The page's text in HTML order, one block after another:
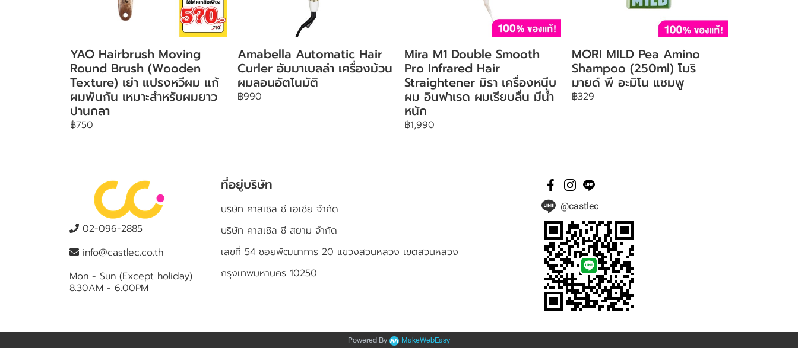
YAO Hairbrush Moving
Round Brush (Wooden
Texture) เย่า แปรงหวีผม แก้
ผมพันกัน เหมาะสำหรับผมยาว
ปานกลา
฿750
Amabella Automatic Hair
Curler อัมมาเบลล่า เครื่องม้วน
ผมลอนอัตโนมัติ
฿990
Mira M1 Double Smooth
Pro Infrared Hair
Straightener มิรา เครื่องหนีบ
ผม อินฟาเรด ผมเรียบลื่น มีน้ำ
หนัก
฿1,990
MORI MILD Pea Amino
Shampoo (250ml) โมริ
มายด์ พี อะมิโน แชมพู
฿329
02-096-2885
info@castlec.co.th
Mon - Sun (Except holiday)
8.30AM - 6.00PM
ที่อยู่บริษัท
บริษัท คาสเซิล ซี เอเชีย จำกัด
บริษัท คาสเซิล ซี สยาม จำกัด
เลขที่ 54 ซอยพัฒนาการ 20 แขวงสวนหลวง เขตสวนหลวง
กรุงเทพมหานคร 10250
@castlec
Powered By MakeWebEasy